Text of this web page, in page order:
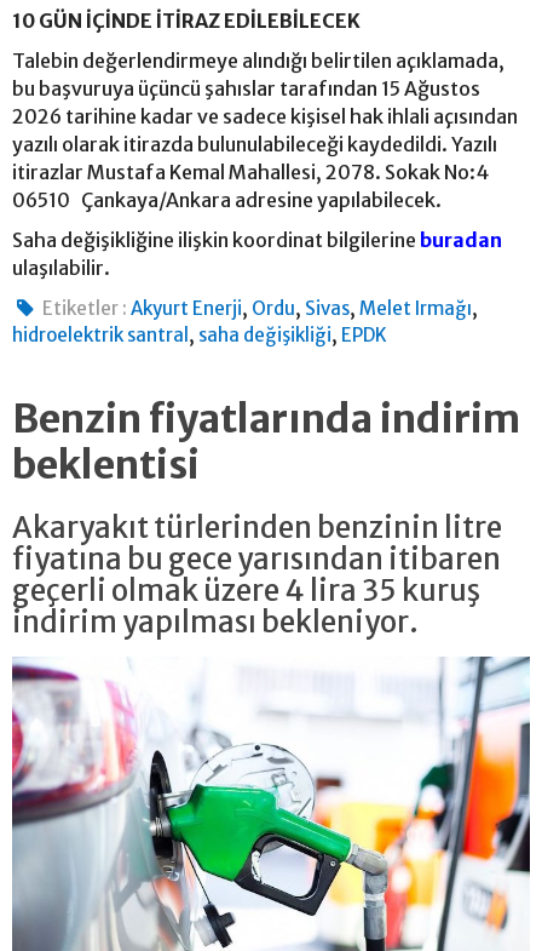
10 GÜN İÇİNDE İTİRAZ EDİLEBİLECEK
Talebin değerlendirmeye alındığı belirtilen açıklamada,
bu başvuruya üçüncü şahıslar tarafından 15 Ağustos
2026 tarihine kadar ve sadece kişisel hak ihlali açısından
yazılı olarak itirazda bulunulabileceği kaydedildi. Yazılı
itirazlar Mustafa Kemal Mahallesi, 2078. Sokak No:4
06510 Çankaya/Ankara adresine yapılabilecek.
Saha değişikliğine ilişkin koordinat bilgilerine buradan
ulaşılabilir.
Etiketler : Akyurt Enerji, Ordu, Sivas,Melet Irmağı,
hidroelektrik santral , saha değişikliği, EPDK
Benzin fiyatlarında indirim
beklentisi
Akaryakıt türlerinden benzinin litre
fiyatına bu gece yarısından itibaren
geçerli olmak üzere 4 lira 35 kuruş
indirim yapılması bekleniyor.